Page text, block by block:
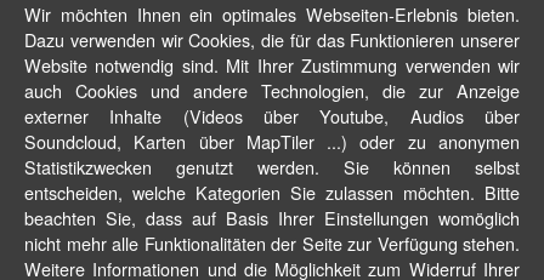
Wir möchten Ihnen ein optimales Webseiten-Erlebnis bieten.
Dazu verwenden wir Cookies, die für das Funktionieren unserer
Website notwendig sind. Mit Ihrer Zustimmung verwenden wir
auch Cookies und andere Technologien, die zur Anzeige
externer Inhalte (Videos über Youtube, Audios über
Soundcloud, Karten über MapTiler ...) oder zu anonymen
Statistikzwecken genutzt werden. Sie können selbst
entscheiden, welche Kategorien Sie zulassen möchten. Bitte
beachten Sie, dass auf Basis Ihrer Einstellungen womöglich
nicht mehr alle Funktionalitäten der Seite zur Verfügung stehen.
Weitere Informationen und die Möglichkeit zum Widerruf Ihrer